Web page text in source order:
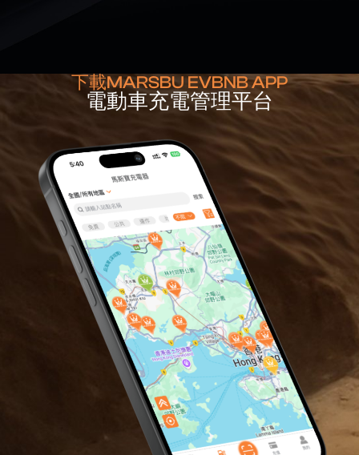
下載MARSBU EVBNB APP
電動車充電管理平台